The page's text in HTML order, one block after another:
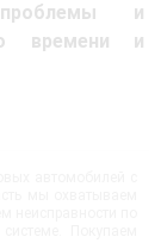
и
времени и